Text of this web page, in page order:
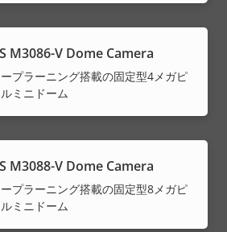
M3086-V Dome Camera
プラーニング搭載の固定型4メガピ
ミニドーム
M3088-V Dome Camera
プラーニング搭載の固定型8メガピ
ミニドーム